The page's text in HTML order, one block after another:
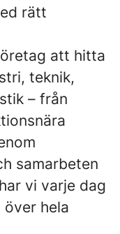
rätt
att hitta
teknik,
– från
samarbeten
vi varje dag
hela